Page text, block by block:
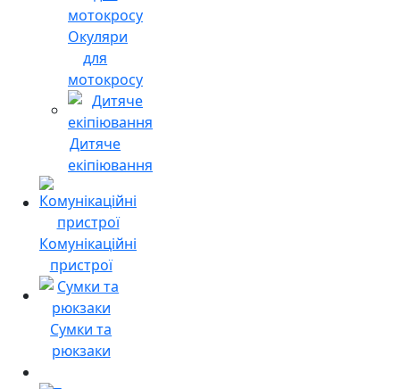
Окуляри
для
мотокросу
Дитяче
екіпіювання
Комунікаційні
пристрої
Сумки та
рюкзаки